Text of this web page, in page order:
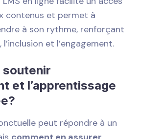
contenus et permet à
à son rythme, renforçant
l’inclusion et l’engagement.
soutenir
et l’apprentissage
peut répondre à un